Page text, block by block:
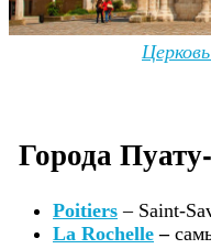
Города
Poitiers – Saint-
La Rochelle –